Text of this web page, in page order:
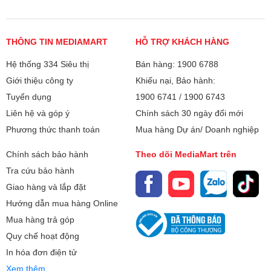
Màn hình 16" 2K+ 180Hz chân thực
và sắc nét, đặc biệt với tỷ lệ 16:10 cho phép hiển thị thêm
nội dung theo chiều dọc, tiện lợi cho cả chơi game và làm
việc. Bên cạnh đó, tần số quét 180Hz kết hợp thời gian
phản hồi 3ms (GtG qua Overdrive) giúp khung hình chuyển
động mượt mà, giảm hiện tượng xé hình , bóng mờ trong
các tựa game hành động, bắn súng hoặc esport tốc độ cao.
SSD: 512GB
Màn hình: 16 inch
H):
Công nghệ MH:
Acer ComfyView™ , ProPanel IPS
16:10, 180Hz, sRGB 100%, 400nits
Chipset đồ họa: GeForce RTX™ 5050
Bộ nhớ đồ họa:
THÔNG TIN MEDIAMART
Hệ thống 334 Siêu thị
Giới thiệu công ty
Tuyển dụng
Liên hệ và góp ý
Phương thức thanh toán
HỖ TRỢ KHÁCH HÀNG
Bán hàng: 1900 6788
Khiếu nại, Bảo hành:
1900 6741 / 1900 6743
Chính sách 30 ngày đổi mới
Mua hàng Dự án/ Doanh nghiệp
Chính sách bảo hành
Tra cứu bảo hành
Giao hàng và lắp đặt
Hướng dẫn mua hàng Online
Mua hàng trả góp
Quy chế hoạt động
In hóa đơn điện tử
Xem thêm
Theo dõi MediaMart trên